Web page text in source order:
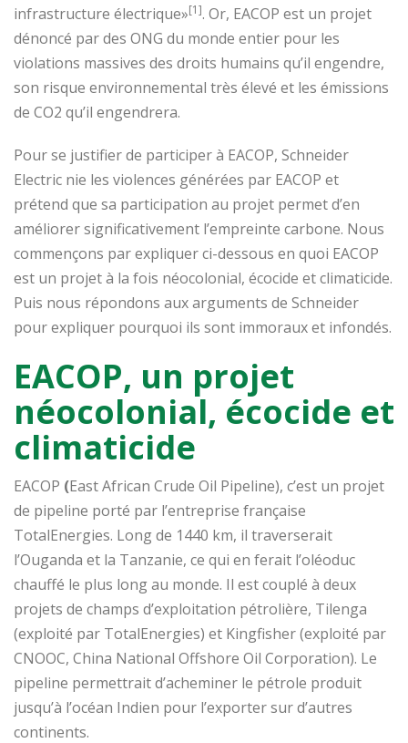
infrastructure électrique»[1]. Or, EACOP est un projet
dénoncé par des ONG du monde entier pour les
violations massives des droits humains qu’il engendre,
son risque environnemental très élevé et les émissions
de CO2 qu’il engendrera.
Pour se justifier de participer à EACOP, Schneider
Electric nie les violences générées par EACOP et
prétend que sa participation au projet permet d’en
améliorer significativement l’empreinte carbone. Nous
commençons par expliquer ci-dessous en quoi EACOP
est un projet à la fois néocolonial, écocide et climaticide.
Puis nous répondons aux arguments de Schneider
pour expliquer pourquoi ils sont immoraux et infondés.
EACOP, un projet
néocolonial, écocide et
climaticide
EACOP (East African Crude Oil Pipeline), c’est un projet
de pipeline porté par l’entreprise française
TotalEnergies. Long de 1440 km, il traverserait
l’Ouganda et la Tanzanie, ce qui en ferait l’oléoduc
chauffé le plus long au monde. Il est couplé à deux
projets de champs d’exploitation pétrolière, Tilenga
(exploité par TotalEnergies) et Kingfisher (exploité par
CNOOC, China National Offshore Oil Corporation). Le
pipeline permettrait d’acheminer le pétrole produit
jusqu’à l’océan Indien pour l’exporter sur d’autres
continents.